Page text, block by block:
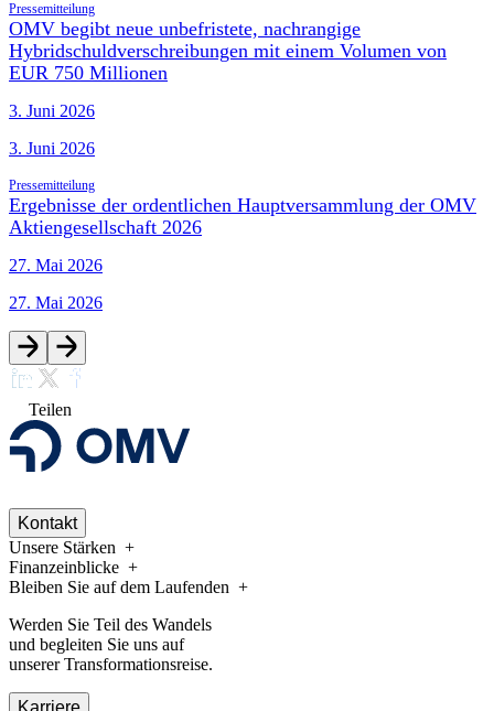
Pressemitteilung
OMV begibt neue unbefristete, nachrangige
Hybridschuldverschreibungen mit einem Volumen von
EUR 750 Millionen
3. Juni 2026
3. Juni 2026
Pressemitteilung
Ergebnisse der ordentlichen Hauptversammlung der OMV
Aktiengesellschaft 2026
27. Mai 2026
27. Mai 2026
Teilen
Kontakt
Unsere Stärken
Finanzeinblicke
Bleiben Sie auf dem Laufenden
Werden Sie Teil des Wandels
und begleiten Sie uns auf
unserer Transformationsreise.